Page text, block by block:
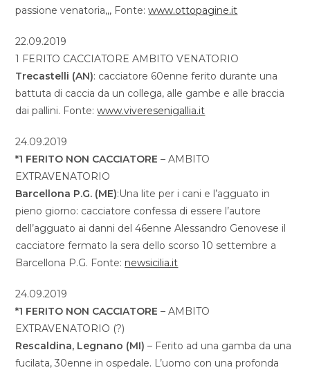
passione venatoria,,, Fonte:www.ottopagine.it
22.09.2019
1 FERITO CACCIATORE AMBITO VENATORIO
Trecastelli (AN): cacciatore 60enne ferito durante una
battuta di caccia da un collega, alle gambe e alle braccia
dai pallini. Fonte:www.viveresenigallia.it
24.09.2019
*1 FERITO NON CACCIATORE – AMBITO
EXTRAVENATORIO
Barcellona P.G. (ME):Una lite per i cani e l’agguato in
pieno giorno: cacciatore confessa di essere l’autore
dell’agguato ai danni del 46enne Alessandro Genovese il
cacciatore fermato la sera dello scorso 10 settembre a
Barcellona P.G. Fonte: newsicilia.it
24.09.2019
*1 FERITO NON CACCIATORE – AMBITO
EXTRAVENATORIO (?)
Rescaldina, Legnano (MI) – Ferito ad una gamba da una
fucilata, 30enne in ospedale. L’uomo con una profonda